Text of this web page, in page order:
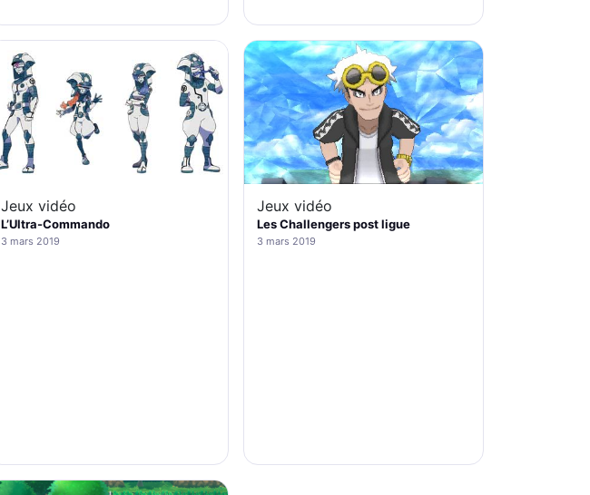
Jeux vidéo
L’Ultra-Commando
3 mars 2019
Jeux vidéo
Les Challengers post ligue
3 mars 2019